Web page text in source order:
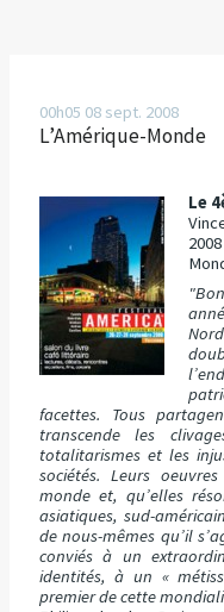
00h05 08 sept. 2008
L’Amérique-Monde
Le
facettes. Tous
transcende les
totalitarismes et les
sociétés. Leurs
monde et, qu’elles
asiatiques, sud-
de nous-mêmes qu’il
conviés à un
identités, à un «
premier de cette